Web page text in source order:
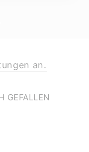
an.
GEFALLEN